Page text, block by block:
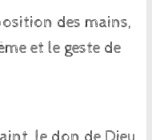
des mains,
et le geste de